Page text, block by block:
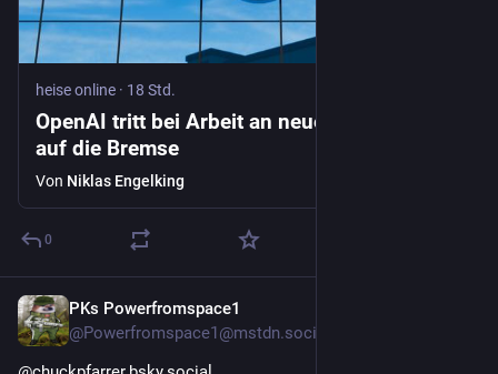
heise online · 18 Std.
OpenAI tritt bei Arbeit an neuem KI-Modell
auf die Bremse
Von Niklas Engelking
0
PKs Powerfromspace1
@Powerfromspace1@mstdn.social